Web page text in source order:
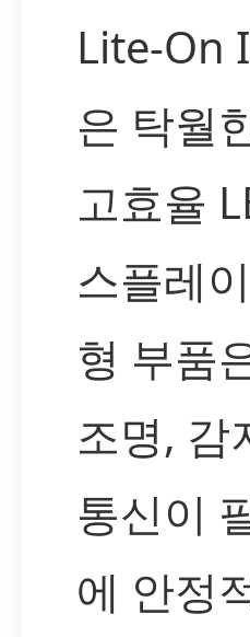
Lite-On
은 탁월
고효율
스플레
형 부품
조명, 감
통신이
에 안정